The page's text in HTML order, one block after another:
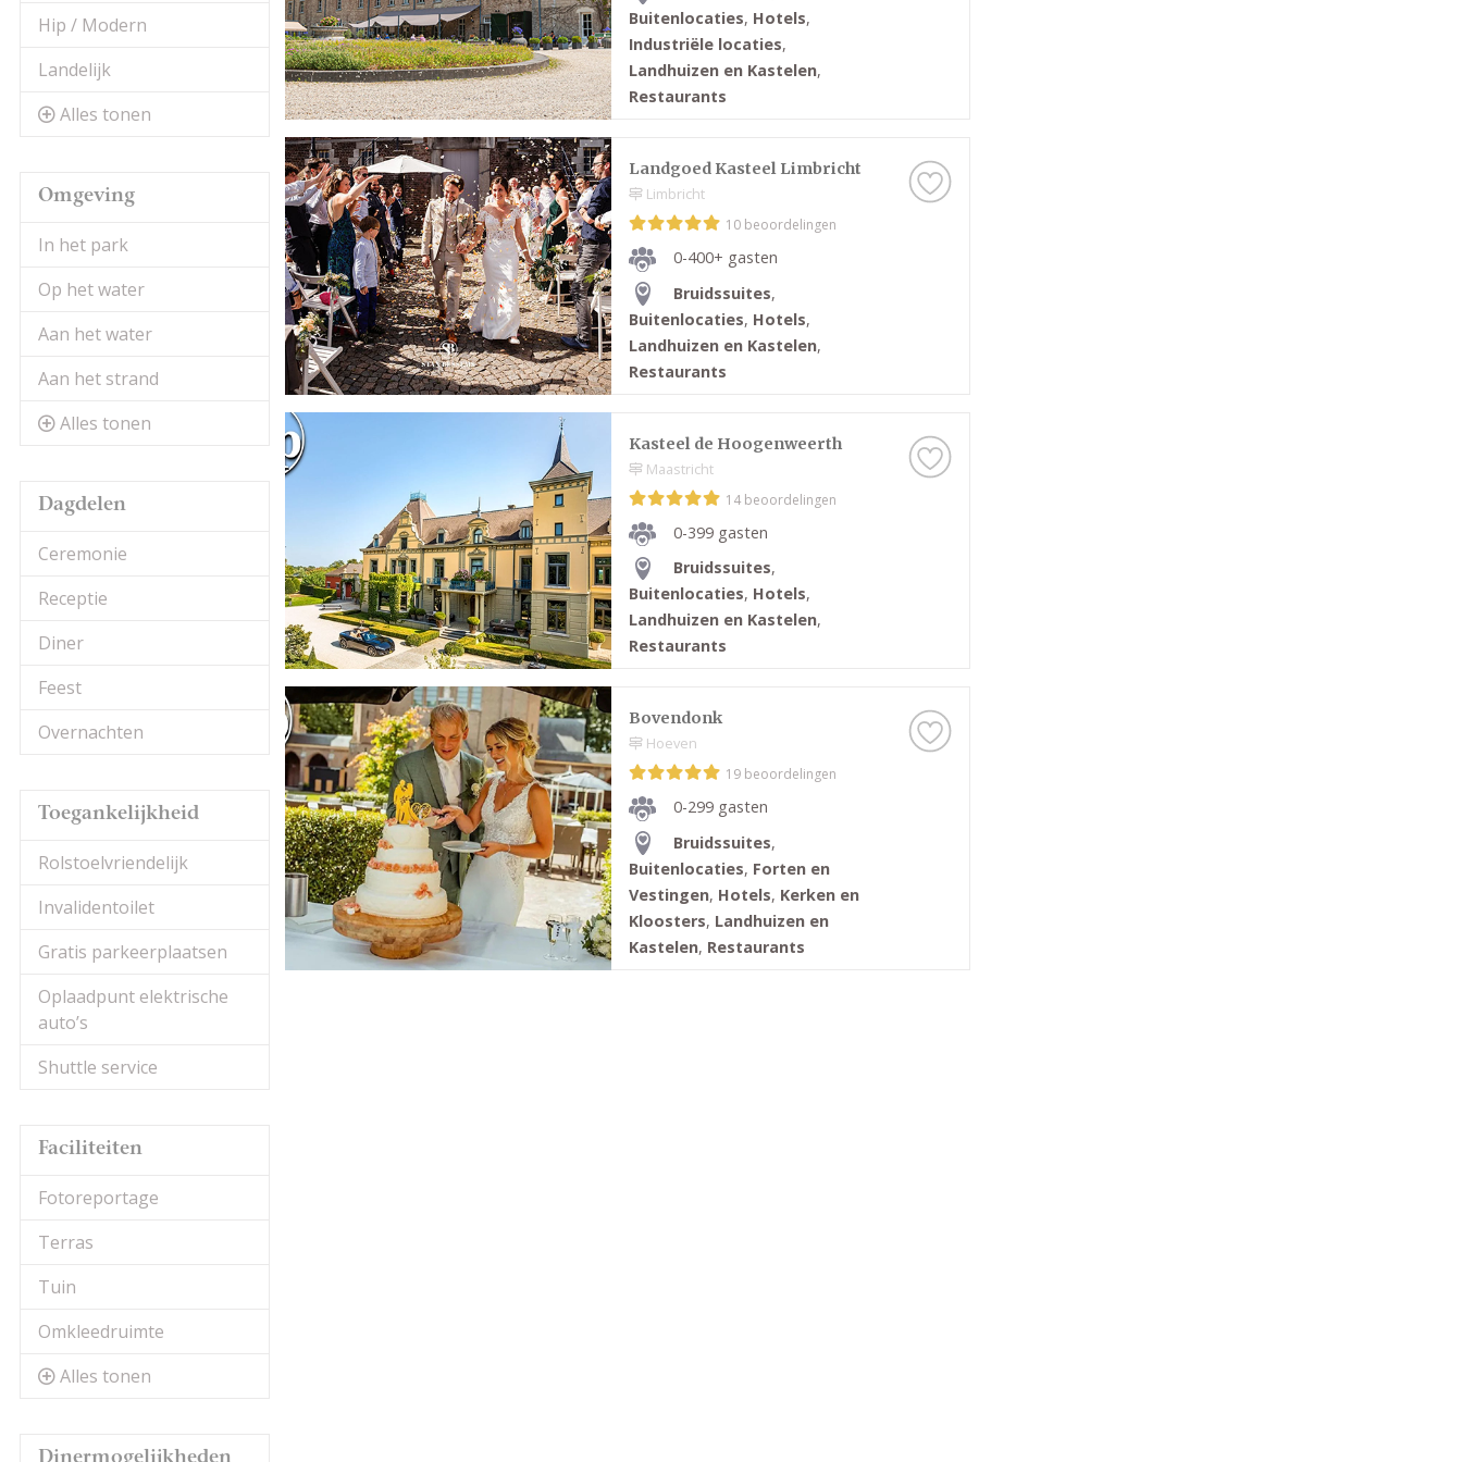
Hip / Modern
Landelijk
Alles tonen
Omgeving
In het park
Op het water
Aan het water
Aan het strand
Alles tonen
Dagdelen
Ceremonie
Receptie
Diner
Feest
Overnachten
Toegankelijkheid
Rolstoelvriendelijk
Invalidentoilet
Gratis parkeerplaatsen
Oplaadpunt elektrische
auto’s
Shuttle service
Faciliteiten
Fotoreportage
Terras
Tuin
Omkleedruimte
Alles tonen
Buitenlocaties, Hotels,
Industriële locaties,
Landhuizen en Kastelen,
Restaurants
Landgoed Kasteel Limbricht
Limbricht
10 beoordelingen
0-400+ gasten
Bruidssuites,
Buitenlocaties, Hotels,
Landhuizen en Kastelen,
Restaurants
Kasteel de Hoogenweerth
Maastricht
14 beoordelingen
0-399 gasten
Bruidssuites,
Buitenlocaties, Hotels,
Landhuizen en Kastelen,
Restaurants
Bovendonk
Hoeven
19 beoordelingen
0-299 gasten
Bruidssuites,
Buitenlocaties, Forten en
Vestingen, Hotels, Kerken en
Kloosters, Landhuizen en
Kastelen, Restaurants